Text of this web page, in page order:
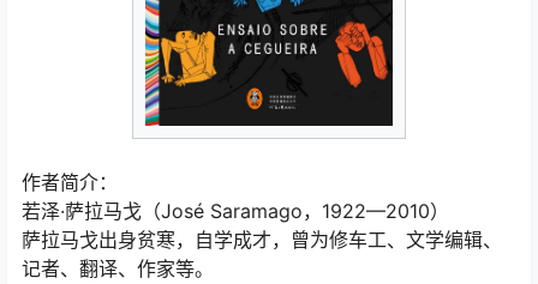
作者简介：
若泽·萨拉马戈（José Saramago，1922—2010）
萨拉马戈出身贫寒，自学成才，曾为修车工、文学编辑、
记者、翻译、作家等。